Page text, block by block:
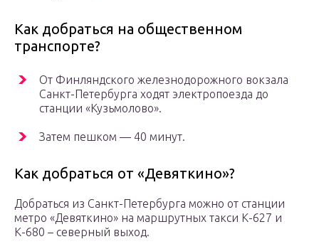
Как добраться на общественном
транспорте?
От Финляндского железнодорожного вокзала
Санкт-Петербурга ходят электропоезда до
станции «Кузьмолово».
Затем пешком — 40 минут.
Как добраться от «Девяткино»?
Добраться из Санкт-Петербурга можно от станции
метро «Девяткино» на маршрутных такси К-627 и
К-680 – северный выход.